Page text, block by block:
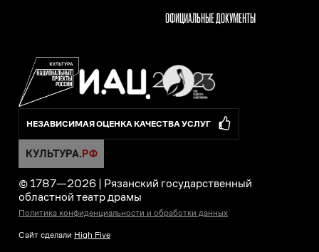
ОФИЦИАЛЬНЫЕ ДОКУМЕНТЫ
НЕЗАВИСИМАЯ ОЦЕНКА КАЧЕСТВА УСЛУГ
© 1787—2026
Рязанский государственный
областной театр драмы
Политика конфиденциальности и обработки данных
Сайт сделали High Five